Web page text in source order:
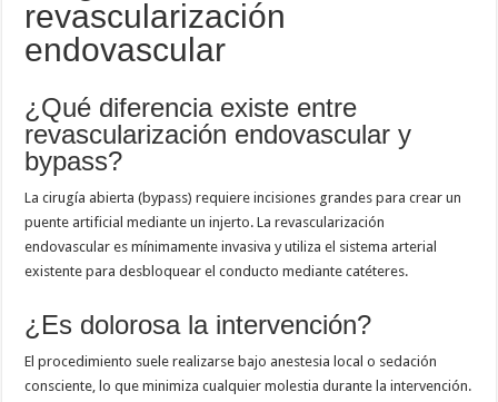
revascularización
endovascular
¿Qué diferencia existe entre
revascularización endovascular y
bypass?
La cirugía abierta (bypass) requiere incisiones grandes para crear un
puente artificial mediante un injerto. La revascularización
endovascular es mínimamente invasiva y utiliza el sistema arterial
existente para desbloquear el conducto mediante catéteres.
¿Es dolorosa la intervención?
El procedimiento suele realizarse bajo anestesia local o sedación
consciente, lo que minimiza cualquier molestia durante la intervención.